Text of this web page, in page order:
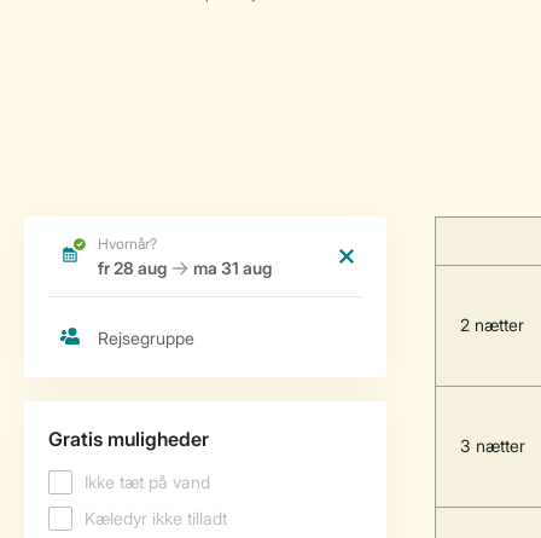
2 nætter
3 nætter